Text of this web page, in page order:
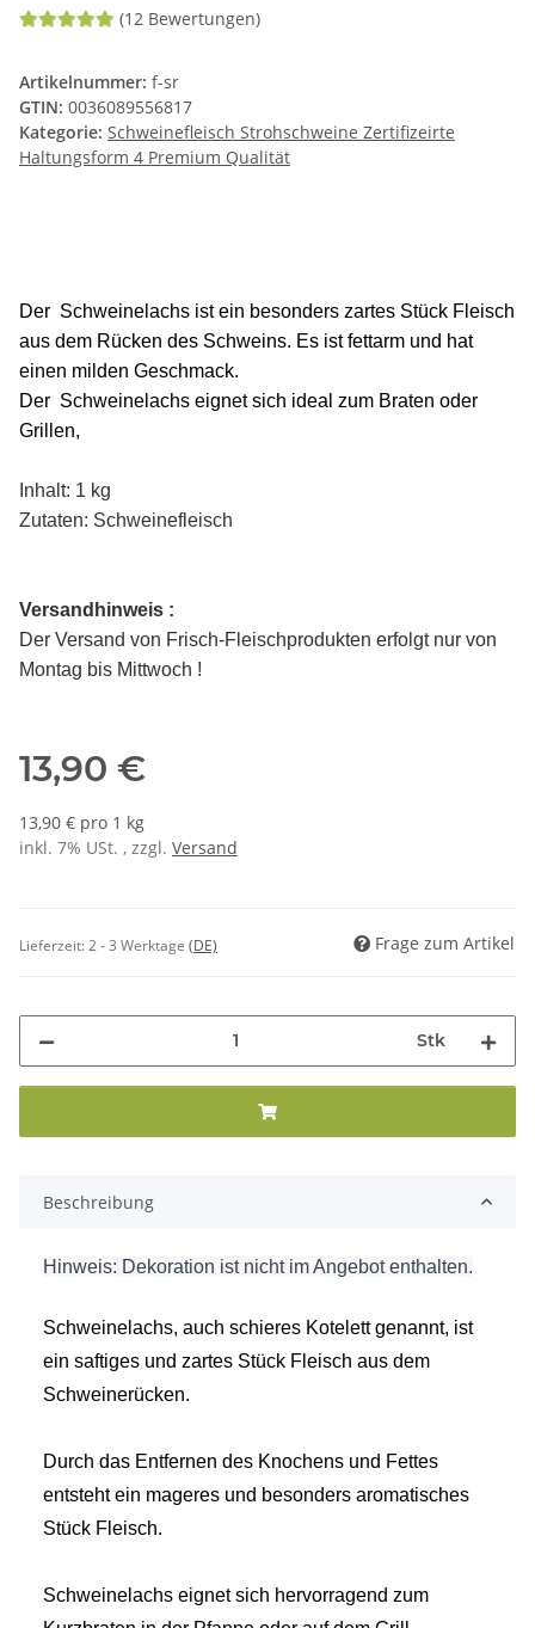
(12 Bewertungen)
Artikelnummer: f-sr
GTIN: 0036089556817
Kategorie: Schweinefleisch Strohschweine Zertifizeirte
Haltungsform 4 Premium Qualität
Der Schweinelachs ist ein besonders zartes Stück Fleisch
aus dem Rücken des Schweins. Es ist fettarm und hat
einen milden Geschmack.
Der Schweinelachs eignet sich ideal zum Braten oder
Grillen,
Inhalt: 1 kg
Zutaten: Schweinefleisch
Versandhinweis :
Der Versand von Frisch-Fleischprodukten erfolgt nur von
Montag bis Mittwoch !
13,90 €
13,90 € pro 1 kg
inkl. 7% USt. , zzgl. Versand
Lieferzeit:2 - 3 Werktage (DE) Frage zum Artikel
Stk
Beschreibung
Hinweis: Dekoration ist nicht im Angebot enthalten.
Schweinelachs, auch schieres Kotelett genannt, ist
ein saftiges und zartes Stück Fleisch aus dem
Schweinerücken.
Durch das Entfernen des Knochens und Fettes
entsteht ein mageres und besonders aromatisches
Stück Fleisch.
Schweinelachs eignet sich hervorragend zum